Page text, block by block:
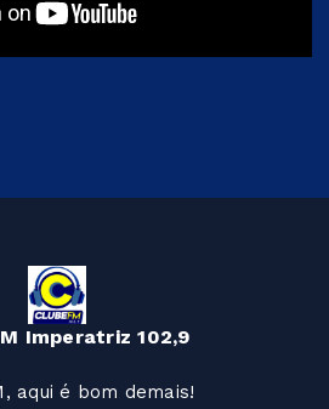
Imperatriz 102,9
aqui é bom demais!